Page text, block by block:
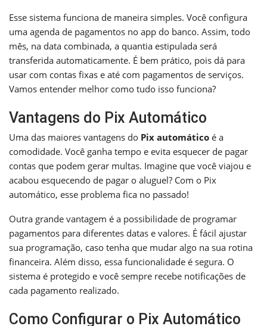
Esse sistema funciona de maneira simples. Você configura
uma agenda de pagamentos no app do banco. Assim, todo
mês, na data combinada, a quantia estipulada será
transferida automaticamente. É bem prático, pois dá para
usar com contas fixas e até com pagamentos de serviços.
Vamos entender melhor como tudo isso funciona?
Vantagens do Pix Automático
Uma das maiores vantagens do Pix automático é a
comodidade. Você ganha tempo e evita esquecer de pagar
contas que podem gerar multas. Imagine que você viajou e
acabou esquecendo de pagar o aluguel? Com o Pix
automático, esse problema fica no passado!
Outra grande vantagem é a possibilidade de programar
pagamentos para diferentes datas e valores. É fácil ajustar
sua programação, caso tenha que mudar algo na sua rotina
financeira. Além disso, essa funcionalidade é segura. O
sistema é protegido e você sempre recebe notificações de
cada pagamento realizado.
Como Configurar o Pix Automático